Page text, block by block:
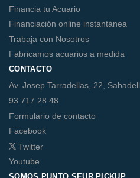
Financia tu Acuario
Financiación online instantánea
Trabaja con Nosotros
Fabricamos acuarios a medida
CONTACTO
Av. Josep Tarradellas, 22, Sabadell
93 717 28 48
Formulario de contacto
Facebook
Twitter
Youtube